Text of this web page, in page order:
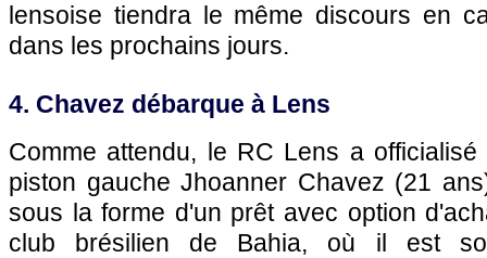
lensoise tiendra le même discours en
dans les prochains jours.
4. Chavez débarque à Lens
Comme attendu, le RC Lens a
piston gauche Jhoanner Chavez (21
sous la forme d'un prêt avec option
club brésilien de Bahia, où il est